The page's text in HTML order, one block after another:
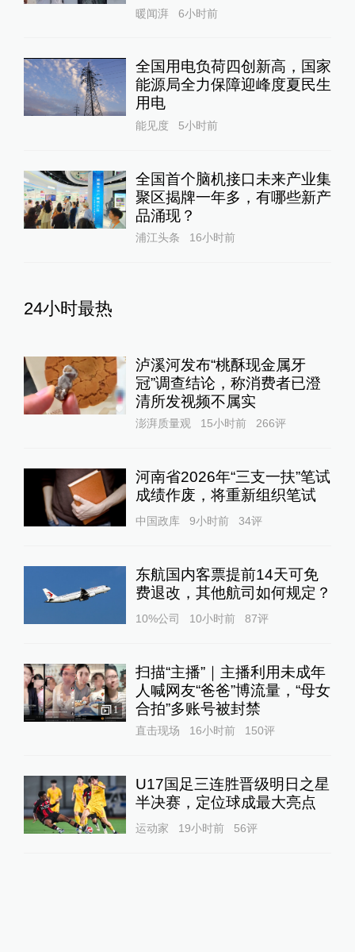
暖闻湃 6小时前
全国用电负荷四创新高，国家
能源局全力保障迎峰度夏民生
用电
能见度 5小时前
全国首个脑机接口未来产业集
聚区揭牌一年多，有哪些新产
品涌现？
浦江头条 16小时前
24小时最热
泸溪河发布“桃酥现金属牙
冠”调查结论，称消费者已澄
清所发视频不属实
澎湃质量观 15小时前 266评
河南省2026年“三支一扶”笔试
成绩作废，将重新组织笔试
中国政库 9小时前 34评
东航国内客票提前14天可免
费退改，其他航司如何规定？
10%公司 10小时前 87评
1
扫描“主播”｜主播利用未成年
人喊网友“爸爸”博流量，“母女
合拍”多账号被封禁
直击现场 16小时前 150评
U17国足三连胜晋级明日之星
半决赛，定位球成最大亮点
运动家 19小时前 56评